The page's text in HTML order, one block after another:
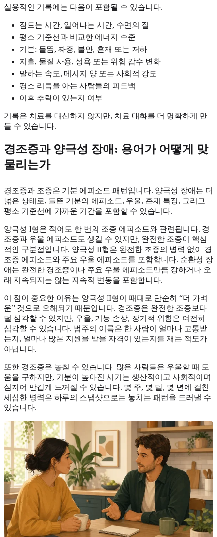
실용적인 기록에는 다음이 포함될 수 있습니다.
잠드는 시간, 일어나는 시간, 수면의 질
평소 기준선과 비교한 에너지 수준
기분: 들뜸, 짜증, 불안, 혼재 또는 저하
지출, 물질 사용, 성욕 또는 위험 감수 변화
말하는 속도, 메시지 양 또는 사회적 강도
평소 리듬을 아는 사람들의 피드백
이후 추락이 있는지 여부
기록은 치료를 대신하지 않지만, 치료 대화를 더 명확하게 만
들 수 있습니다.
경조증과 양극성 장애: 용어가 어떻게 맞
물리는가
경조증과 조증은 기분 에피소드 패턴입니다. 양극성 장애는 더
넓은 상태로, 들뜬 기분의 에피소드, 우울, 혼재 특징, 그리고
평소 기준선에 가까운 기간을 포함할 수 있습니다.
양극성 I형은 적어도 한 번의 조증 에피소드와 관련됩니다. 경
조증과 우울 에피소드도 생길 수 있지만, 완전한 조증이 핵심
적인 구분점입니다. 양극성 II형은 완전한 조증의 병력 없이 경
조증 에피소드와 주요 우울 에피소드를 포함합니다. 순환성 장
애는 완전한 경조증이나 주요 우울 에피소드만큼 강하거나 오
래 지속되지는 않는 지속적 변동을 포함합니다.
이 점이 중요한 이유는 양극성 II형이 때때로 단순히 “더 가벼
운” 것으로 오해되기 때문입니다. 경조증은 완전한 조증보다
덜 심각할 수 있지만, 우울, 기능 손상, 장기적 위험은 여전히
심각할 수 있습니다. 범주의 이름은 한 사람이 얼마나 고통받
는지, 얼마나 많은 지원을 받을 자격이 있는지를 재는 척도가
아닙니다.
또한 경조증은 놓칠 수 있습니다. 많은 사람들은 우울할 때 도
움을 구하지만, 기분이 높아진 시기는 생산적이고 사회적이며
심지어 반갑게 느껴질 수 있습니다. 몇 주, 몇 달, 몇 년에 걸친
세심한 병력은 하루의 스냅샷으로는 놓치는 패턴을 드러낼 수
있습니다.